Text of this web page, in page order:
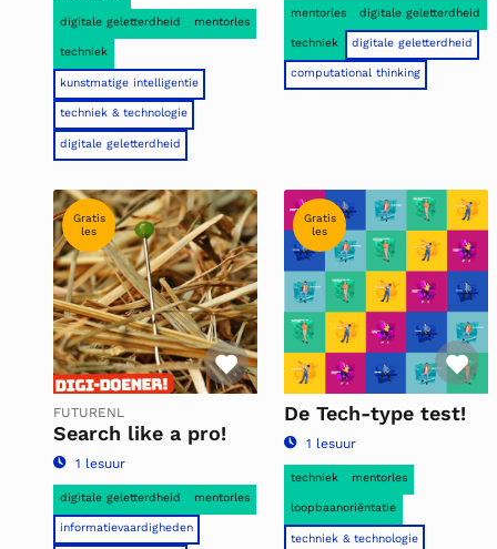
digitale geletterdheid mentorles
techniek
kunstmatige intelligentie
techniek & technologie
digitale geletterdheid
mentorles digitale geletterdheid
techniek digitale geletterdheid
computational thinking
Gratis
les
Favoriet
FUTURENL
Search like a pro!
1 lesuur
digitale geletterdheid mentorles
informatievaardigheden
Gratis
les
De Tech-type test!
1 lesuur
techniek mentorles
loopbaanoriëntatie
techniek & technologie